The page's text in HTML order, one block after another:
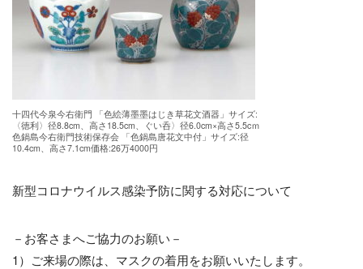
十四代今泉今右衛門 「色絵薄墨墨はじき草花文酒器」サイズ:
〈徳利〉径8.8cm、高さ18.5cm、ぐい呑〉径6.0cm×高さ5.5cｍ
色鍋島今右衛門技術保存会 「色鍋島唐花文中付」サイズ:径
10.4cm、高さ7.1cm価格:26万4000円
新型コロナウイルス感染予防に関する対応について
－お客さまへご協力のお願い－
1）ご来場の際は、マスクの着用をお願いいたします。